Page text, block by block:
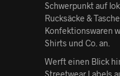
Schwerpunkt auf
Rucksäcke &
Konfektionswaren
Shirts und Co. an.
Werft einen Blick